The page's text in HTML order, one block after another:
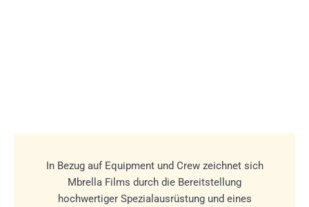
In Bezug auf Equipment und Crew zeichnet sich
Mbrella Films durch die Bereitstellung
hochwertiger Spezialausrüstung und eines